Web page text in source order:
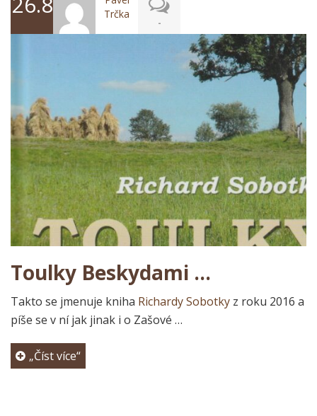
Trčka
-
Toulky Beskydami …
Takto se jmenuje kniha Richardy Sobotky z roku 2016 a
píše se v ní jak jinak i o Zašové …
„Číst více“